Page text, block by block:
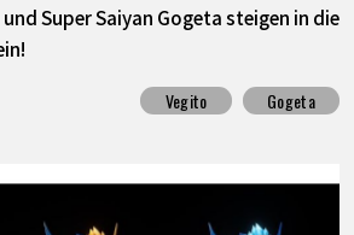
Super Saiyan Gogeta steigen in die
Vegito Gogeta